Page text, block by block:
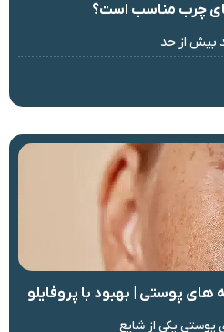
چرب مناسب است؟
بیش از حد
های پوستی | بهبود با پروفایلو
پوستی یکی از شایع